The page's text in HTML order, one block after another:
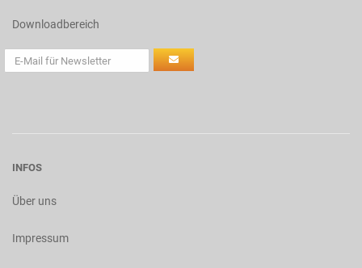
Downloadbereich
INFOS
Über uns
Impressum